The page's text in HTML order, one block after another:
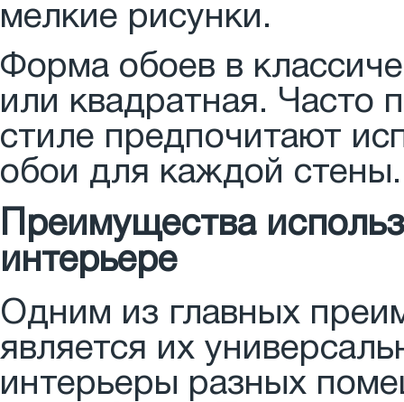
мелкие рисунки.
Форма обоев в
или квадратная. Часто
стиле предпочитают
обои для каждой стены.
Преимущества
интерьере
Одним из главных
является их
интерьеры разных